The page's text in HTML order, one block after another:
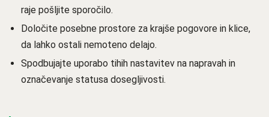
raje pošljite sporočilo.
Določite posebne prostore za krajše pogovore in klice,
da lahko ostali nemoteno delajo.
Spodbujajte uporabo tihih nastavitev na napravah in
označevanje statusa dosegljivosti.